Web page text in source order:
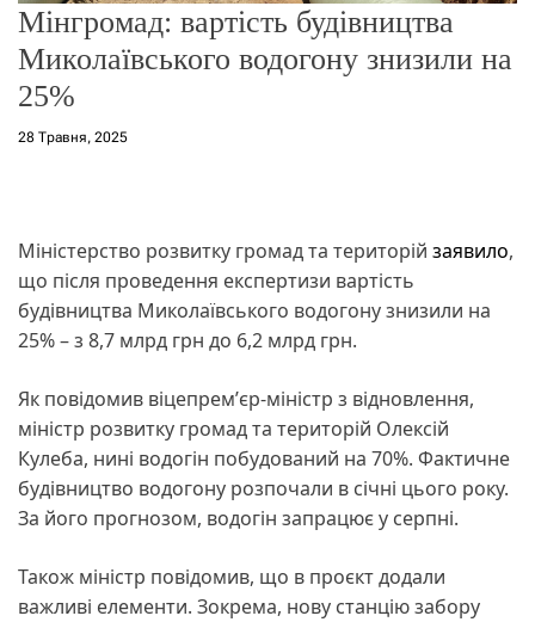
Мінгромад: вартість будівництва
Миколаївського водогону знизили на
25%
28 Травня, 2025
Міністерство розвитку громад та територій заявило,
що після проведення експертизи вартість
будівництва Миколаївського водогону знизили на
25% – з 8,7 млрд грн до 6,2 млрд грн.
Як повідомив віцепремʼєр-міністр з відновлення,
міністр розвитку громад та територій Олексій
Кулеба, нині водогін побудований на 70%. Фактичне
будівництво водогону розпочали в січні цього року.
За його прогнозом, водогін запрацює у серпні.
Також міністр повідомив, що в проєкт додали
важливі елементи. Зокрема, нову станцію забору